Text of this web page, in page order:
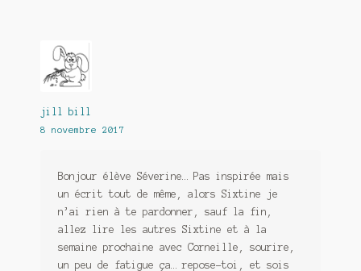
jill bill
8 novembre 2017
Bonjour élève Séverine… Pas inspirée mais
un écrit tout de même, alors Sixtine je
n’ai rien à te pardonner, sauf la fin,
allez lire les autres Sixtine et à la
semaine prochaine avec Corneille, sourire,
un peu de fatigue ça… repose-toi, et sois